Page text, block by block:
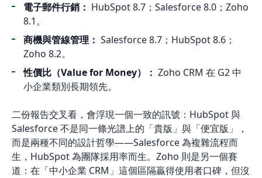
電子郵件行銷： HubSpot 8.7；Salesforce 8.0；Zoho
8.1。
商機與管線管理： Salesforce 8.7；HubSpot 8.6；
Zoho 8.2。
性價比（Value for Money）： Zoho CRM 在 G2 中
小企業類別長期領先。
二份報告交叉看，會浮現一個一致的訊號：HubSpot 與
Salesforce 不是同一條光譜上的「貴版」與「便宜版」，
而是兩種不同的設計哲學——Salesforce 為複雜流程而
生，HubSpot 為團隊採用率而生。Zoho 則是另一個賽
道：在「中小企業 CRM」這個區隔贏得使用者口碑，但沒